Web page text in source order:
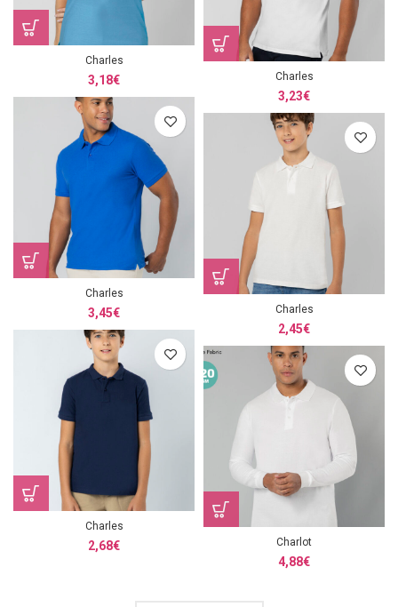
Charles
3,18€ Charles
3,23€
Charles
3,45€ Charles
2,45€
Charles
2,68€ Charlot
4,88€